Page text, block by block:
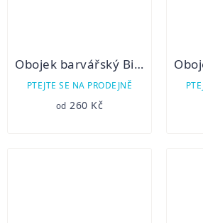
Obojek barvářský Biothane s reflexním proužkem
PTEJTE SE NA PRODEJNĚ
od 260 Kč